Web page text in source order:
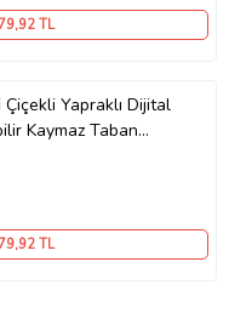
,92 TL
Yapraklı Dijital
Kaymaz Taban
Hol Halısı (Çok
,92 TL